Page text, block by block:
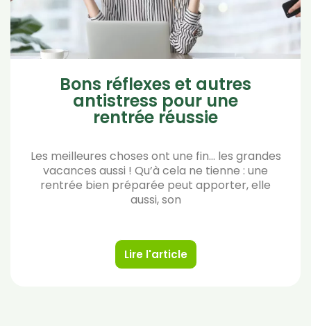
Bons réflexes et autres
antistress pour une
rentrée réussie
Les meilleures choses ont une fin… les grandes
vacances aussi ! Qu’à cela ne tienne : une
rentrée bien préparée peut apporter, elle
aussi, son
Lire l'article